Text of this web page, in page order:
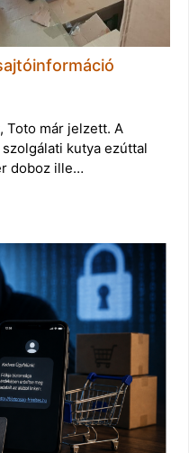
Toto már jelzett. A
kutya ezúttal
doboz ille…